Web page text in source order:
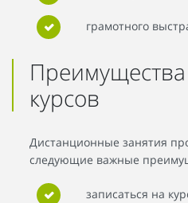
грамотного
курсов
Дистанционные занятия
следующие важные
записаться на